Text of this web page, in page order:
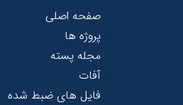
صفحه اصلی
پروژه ها
مجله پسته
آفات
فایل های ضبط شده